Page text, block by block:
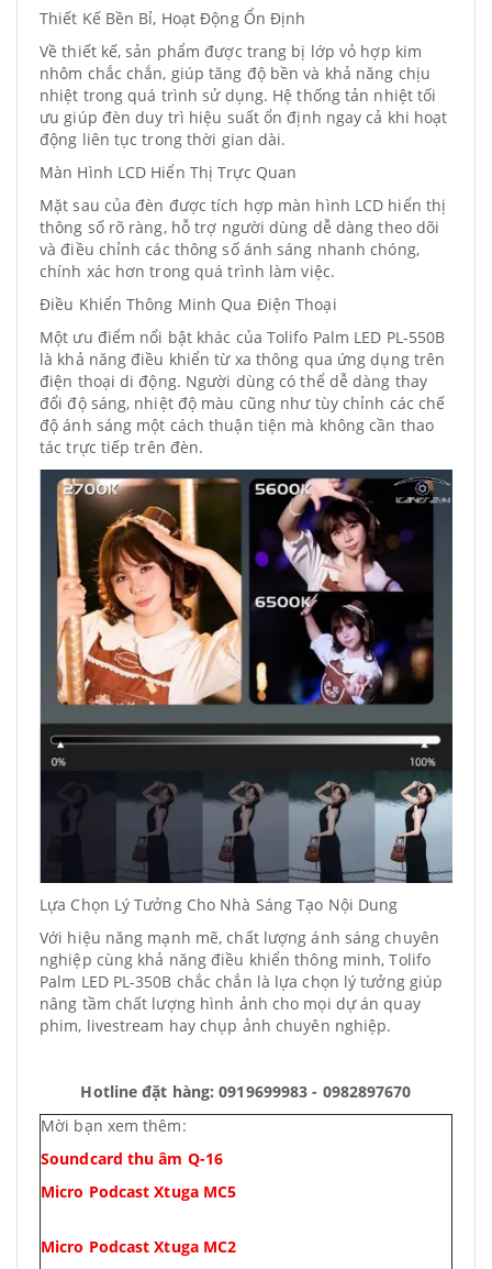
Thiết Kế Bền Bỉ, Hoạt Động Ổn Định
Về thiết kế, sản phẩm được trang bị lớp vỏ hợp kim
nhôm chắc chắn, giúp tăng độ bền và khả năng chịu
nhiệt trong quá trình sử dụng. Hệ thống tản nhiệt tối
ưu giúp đèn duy trì hiệu suất ổn định ngay cả khi hoạt
động liên tục trong thời gian dài.
Màn Hình LCD Hiển Thị Trực Quan
Mặt sau của đèn được tích hợp màn hình LCD hiển thị
thông số rõ ràng, hỗ trợ người dùng dễ dàng theo dõi
và điều chỉnh các thông số ánh sáng nhanh chóng,
chính xác hơn trong quá trình làm việc.
Điều Khiển Thông Minh Qua Điện Thoại
Một ưu điểm nổi bật khác của Tolifo Palm LED PL-550B
là khả năng điều khiển từ xa thông qua ứng dụng trên
điện thoại di động. Người dùng có thể dễ dàng thay
đổi độ sáng, nhiệt độ màu cũng như tùy chỉnh các chế
độ ánh sáng một cách thuận tiện mà không cần thao
tác trực tiếp trên đèn.
Lựa Chọn Lý Tưởng Cho Nhà Sáng Tạo Nội Dung
Với hiệu năng mạnh mẽ, chất lượng ánh sáng chuyên
nghiệp cùng khả năng điều khiển thông minh, Tolifo
Palm LED PL-350B chắc chắn là lựa chọn lý tưởng giúp
nâng tầm chất lượng hình ảnh cho mọi dự án quay
phim, livestream hay chụp ảnh chuyên nghiệp.
Hotline đặt hàng: 0919699983 - 0982897670
Mời bạn xem thêm:
Soundcard thu âm Q-16
Micro Podcast Xtuga MC5
Micro Podcast Xtuga MC2